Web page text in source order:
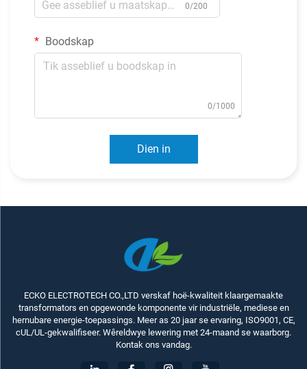
0/200
Boodskap
0/1000
Dien in
ECKO ELECTROTECH CO.,LTD verskaf hoë-kwaliteit klaargemaakte
transformators en opgewonde komponente vir industriële, mediese en
hernubare energie-toepassings. Meer as 20 jaar se ervaring, ISO9001, CE,
cUL/UL-gekwalifiseer. Wêreldwye lewering met 24-maand se waarborg.
Kontak ons vandag.